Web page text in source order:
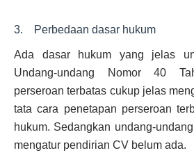
3. Perbedaan dasar hukum
Ada dasar hukum yang jelas
Undang-undang Nomor 40
perseroan terbatas cukup jelas
tata cara penetapan perseroan
hukum. Sedangkan undang-
mengatur pendirian CV belum ada.